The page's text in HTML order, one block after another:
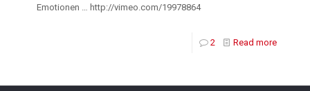
Emotionen … http://vimeo.com/19978864
2 Read more